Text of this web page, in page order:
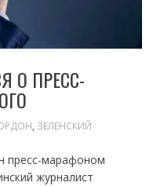
О ПРЕСС-
, ЗЕЛЕНСКИЙ
пресс-марафоном
журналист